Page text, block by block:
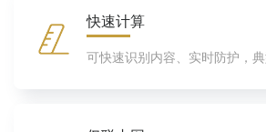
快速计算
可快速识别内容、实时防护，